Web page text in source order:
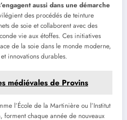
aussi dans une démarche
des procédés de teinture
de soie et collaborent avec des
vie aux étoffes. Ces initiatives
de la soie dans le monde moderne,
innovations durables.
médiévales de Provins
l’École de la Martinière ou l’Institut
forment chaque année de nouveaux